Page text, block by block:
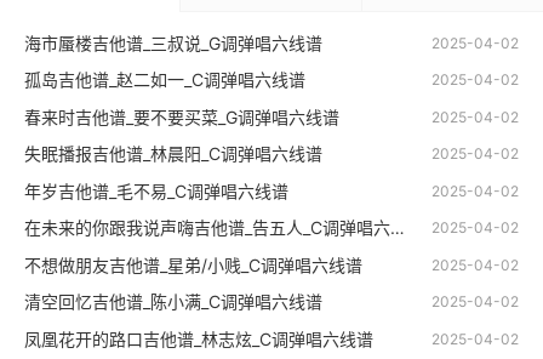
2025-04-02
海市蜃楼吉他谱_三叔说_G调弹唱六线谱
2025-04-02
孤岛吉他谱_赵二如一_C调弹唱六线谱
2025-04-02
春来时吉他谱_要不要买菜_G调弹唱六线谱
2025-04-02
失眠播报吉他谱_林晨阳_C调弹唱六线谱
2025-04-02
年岁吉他谱_毛不易_C调弹唱六线谱
2025-04-02
在未来的你跟我说声嗨吉他谱_告五人_C调弹唱六线谱
2025-04-02
不想做朋友吉他谱_星弟/小贱_C调弹唱六线谱
2025-04-02
清空回忆吉他谱_陈小满_C调弹唱六线谱
2025-04-02
凤凰花开的路口吉他谱_林志炫_C调弹唱六线谱